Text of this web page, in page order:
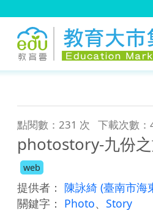
點閱數：231 次 下載次數：
photostory-九份
web
提供者： 陳詠綺 (臺南市海
關鍵字： Photo、 Story